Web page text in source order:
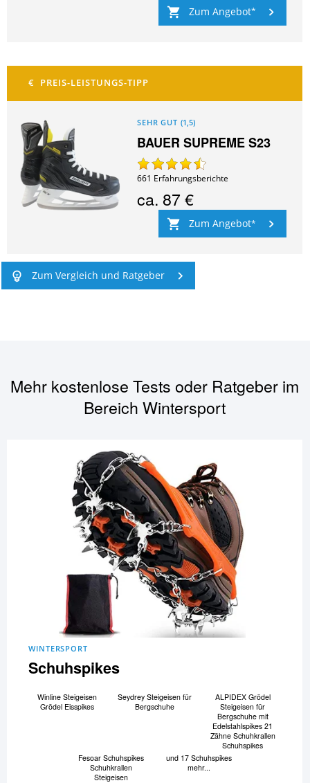
Zum Angebot
SEHR GUT (1,5)
BAUER SUPREME S23
661 Erfahrungsberichte
ca. 87 €
Zum Angebot
Zum Vergleich und Ratgeber
Mehr kostenlose Tests oder Ratgeber im
BereichWintersport
WINTERSPORT
Schuhspikes
Winline Steigeisen
Grödel Eisspikes
Seydrey Steigeisen für
Bergschuhe
ALPIDEX Grödel
Steigeisen für
Bergschuhe mit
Edelstahlspikes 21
Zähne Schuhkrallen
Schuhspikes
Fesoar Schuhspikes
Schuhkrallen
Steigeisen
und 17 Schuhspikes
mehr...